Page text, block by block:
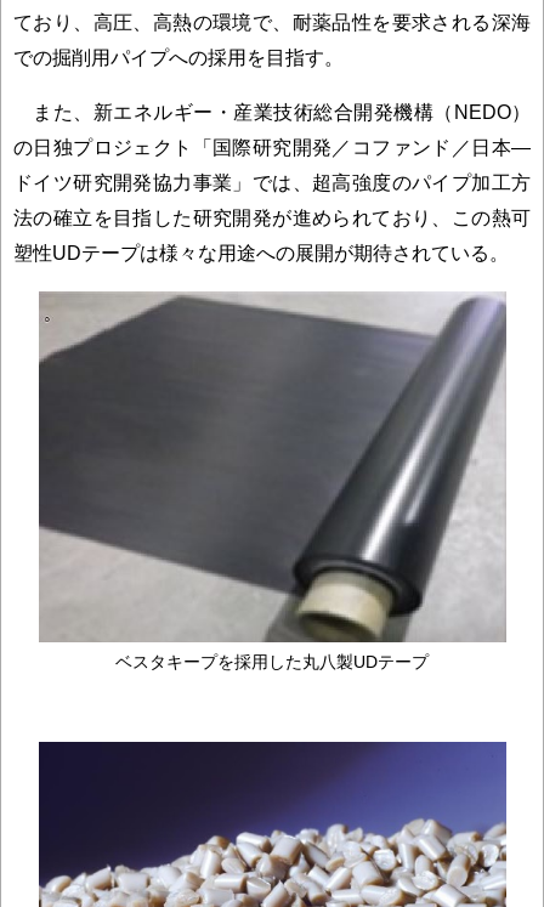
ており、高圧、高熱の環境で、耐薬品性を要求される深海
での掘削用パイプへの採用を目指す。
また、新エネルギー・産業技術総合開発機構（NEDO）
の日独プロジェクト「国際研究開発／コファンド／日本―
ドイツ研究開発協力事業」では、超高強度のパイプ加工方
法の確立を目指した研究開発が進められており、この熱可
塑性UDテープは様々な用途への展開が期待されている。
ベスタキープを採用した丸八製UDテープ